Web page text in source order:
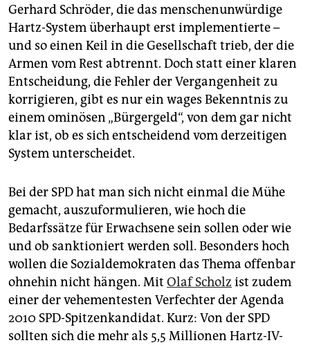
Gerhard Schröder, die das menschenunwürdige
Hartz-System überhaupt erst implementierte –
und so einen Keil in die Gesellschaft trieb, der die
Armen vom Rest abtrennt. Doch statt einer klaren
Entscheidung, die Fehler der Vergangenheit zu
korrigieren, gibt es nur ein wages Bekenntnis zu
einem ominösen „Bürgergeld“, von dem gar nicht
klar ist, ob es sich entscheidend vom derzeitigen
System unterscheidet.
Bei der SPD hat man sich nicht einmal die Mühe
gemacht, auszuformulieren, wie hoch die
Bedarfssätze für Erwachsene sein sollen oder wie
und ob sanktioniert werden soll. Besonders hoch
wollen die Sozialdemokraten das Thema offenbar
ohnehin nicht hängen. Mit Olaf Scholz ist zudem
einer der vehementesten Verfechter der Agenda
2010 SPD-Spitzenkandidat. Kurz: Von der SPD
sollten sich die mehr als 5,5 Millionen Hartz-IV-